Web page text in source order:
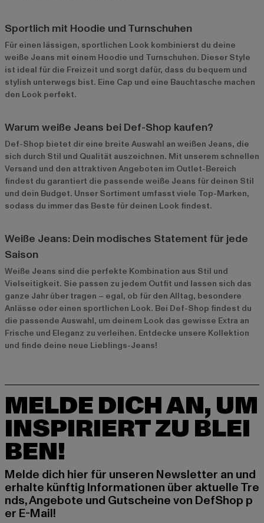
Sportlich mit Hoodie und Turnschuhen
Für einen lässigen, sportlichen Look kombinierst du deine
weiße Jeans mit einem Hoodie und Turnschuhen. Dieser Style
ist ideal für die Freizeit und sorgt dafür, dass du bequem und
stylish unterwegs bist. Eine Cap und eine Bauchtasche machen
den Look perfekt.
Warum weiße Jeans bei Def-Shop kaufen?
Def-Shop bietet dir eine breite Auswahl an weißen Jeans, die
sich durch Stil und Qualität auszeichnen. Mit unserem schnellen
Versand und den attraktiven Angeboten im Outlet-Bereich
findest du garantiert die passende weiße Jeans für deinen Stil
und dein Budget. Unser Sortiment umfasst viele Top-Marken,
sodass du immer das Beste für deinen Look findest.
Weiße Jeans: Dein modisches Statement für jede
Saison
Weiße Jeans sind die perfekte Kombination aus Stil und
Vielseitigkeit. Sie passen zu jedem Outfit und lassen sich das
ganze Jahr über tragen – egal, ob für den Alltag, besondere
Anlässe oder einen sportlichen Look. Bei Def-Shop findest du
die passende Auswahl, um deinem Look das gewisse Extra an
Frische und Eleganz zu verleihen. Entdecke unsere Kollektion
und finde deine neue Lieblings-Jeans!
MELDE DICH AN, UM
INSPIRIERT ZU BLEI
BEN!
Melde dich hier für unseren Newsletter an und
erhalte künftig Informationen über aktuelle Tre
nds, Angebote und Gutscheine von DefShop p
er E-Mail!